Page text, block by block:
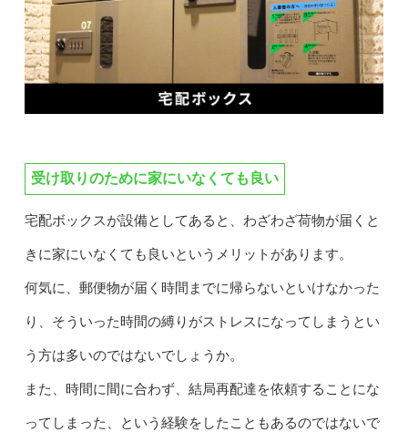
受け取りのために家にいなくても良い
宅配ボックスが設備としてあると、わざわざ荷物が届くと
きに家にいなくても良いというメリットがあります。
何気に、郵便物が届く時間までに帰らないといけなかった
り、そういった時間の縛りがストレスになってしまうとい
う方は多いのではないでしょうか。
また、時間に間に合わず、結局再配達を依頼することにな
ってしまった、という経験をしたこともあるのではないで